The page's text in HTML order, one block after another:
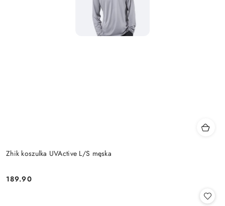
Zhik koszulka UVActive L/S męska
Cena:
189.90